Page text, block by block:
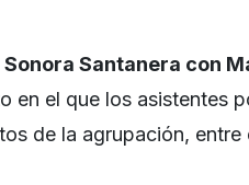
Sonora Santanera con
en el que los asistentes
de la agrupación, entre